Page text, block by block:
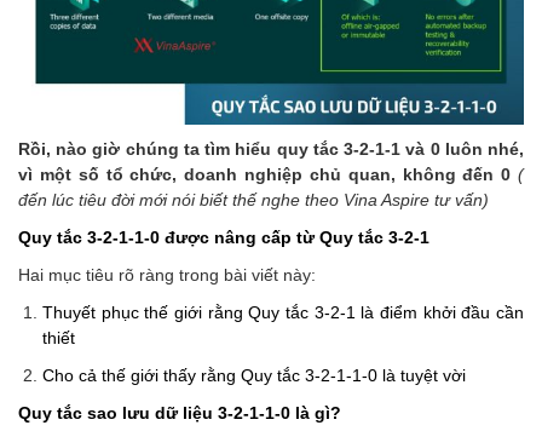
Rồi, nào giờ chúng ta tìm hiểu quy tắc 3-2-1-1 và 0 luôn nhé,
vì một số tổ chức, doanh nghiệp chủ quan, không đến 0 (
đến lúc tiêu đời mới nói biết thế nghe theo Vina Aspire tư vấn)
Quy tắc 3-2-1-1-0 được nâng cấp từ Quy tắc 3-2-1
Hai mục tiêu rõ ràng trong bài viết này:
Thuyết phục thế giới rằng Quy tắc 3-2-1 là điểm khởi đầu cần
thiết
Cho cả thế giới thấy rằng Quy tắc 3-2-1-1-0 là tuyệt vời
Quy tắc sao lưu dữ liệu 3-2-1-1-0 là gì?